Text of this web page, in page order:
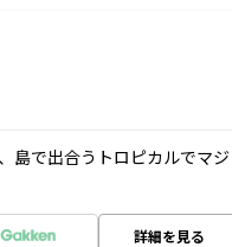
島で出合うトロピカルでマジ
詳細を見る